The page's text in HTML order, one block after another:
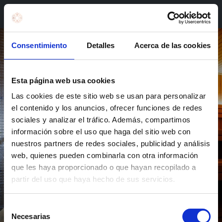
Consentimiento Detalles Acerca de las cookies
Esta página web usa cookies
Las cookies de este sitio web se usan para personalizar
el contenido y los anuncios, ofrecer funciones de redes
sociales y analizar el tráfico. Además, compartimos
información sobre el uso que haga del sitio web con
nuestros partners de redes sociales, publicidad y análisis
web, quienes pueden combinarla con otra información
que les haya proporcionado o que hayan recopilado a
partir del uso que haya hecho de sus servicios.
Selección
Necesarias
El poder curativo del
calor